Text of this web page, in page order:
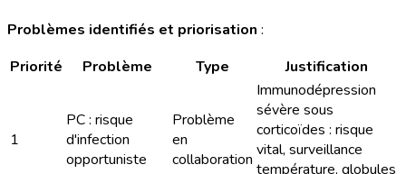
Problèmes identifiés et priorisation :
Priorité
Problème Type Justification
1
PC : risque
d'infection
opportuniste
Problème
en
collaboration
Immunodépression
sévère sous
corticoïdes : risque
vital, surveillance
température, globules